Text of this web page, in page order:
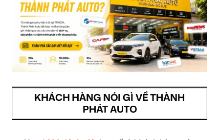
KHÁCH HÀNG NÓI GÌ VỀ THÀNH
PHÁT AUTO